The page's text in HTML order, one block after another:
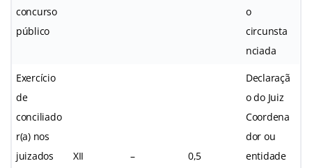
concurso
público
o
circunsta
nciada
Exercício
de
conciliado
r(a) nos
juizados
XII – 0,5
Declaraçã
o do Juiz
Coordena
dor ou
entidade